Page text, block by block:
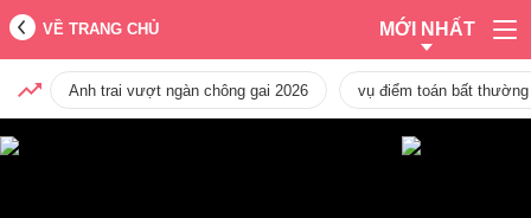
VỀ TRANG CHỦ MỚI NHẤT
Anh trai vượt ngàn chông gai 2026 vụ điểm toán bất